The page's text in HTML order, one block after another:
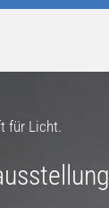
für Licht.